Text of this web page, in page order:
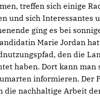
treffen sich einige
und sich Interessantes
ging es bei
Marie Jordan
den die
haben. Dort kann
informieren. Der
die nachhaltige Arbeit